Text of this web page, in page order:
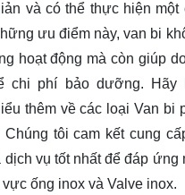
và có thể thực hiện một
ưu điểm này, van bi
hoạt động mà còn giúp
chi phí bảo dưỡng. Hãy
thêm về các loại Van bi
tôi cam kết cung
vụ tốt nhất để đáp ứng
ống inox và Valve inox.